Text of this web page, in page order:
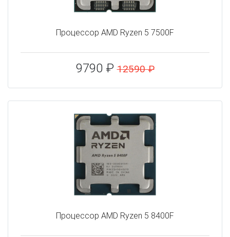
Процессор AMD Ryzen 5 7500F
9790 ₽12590 ₽
Процессор AMD Ryzen 5 8400F